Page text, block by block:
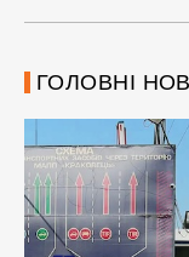
ГОЛОВНІ